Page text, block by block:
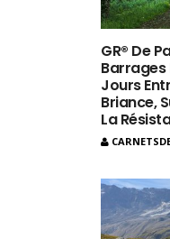
GR® De
Barrages
Jours
Briance,
La